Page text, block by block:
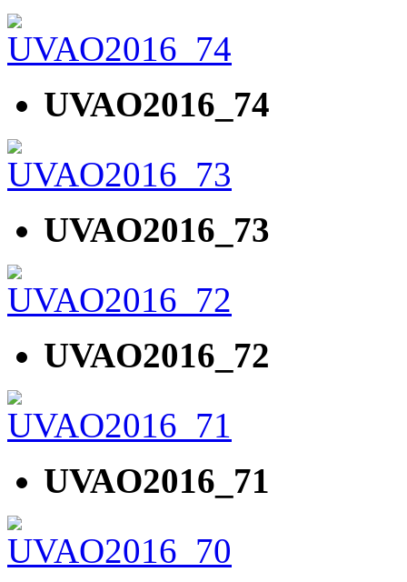
UVAO2016_74
UVAO2016_73
UVAO2016_72
UVAO2016_71